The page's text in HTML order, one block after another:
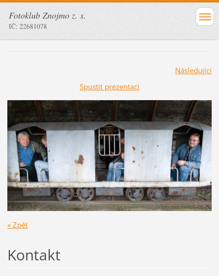
Fotoklub Znojmo z. s.
IČ: 22681078
Následující
Spustit prezentaci
« Zpět
Kontakt